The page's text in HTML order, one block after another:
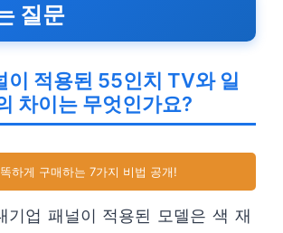
질문
이 적용된 55인치 TV와 일
차이는 무엇인가요?
하게 구매하는 7가지 비법 공개!
기업 패널이 적용된 모델은 색 재